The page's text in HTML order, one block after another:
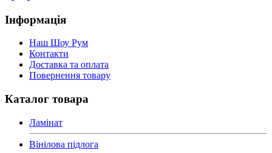
Інформація
Наш Шоу Рум
Контакти
Доставка та оплата
Повернення товару
Каталог товара
Ламінат
Вінілова підлога